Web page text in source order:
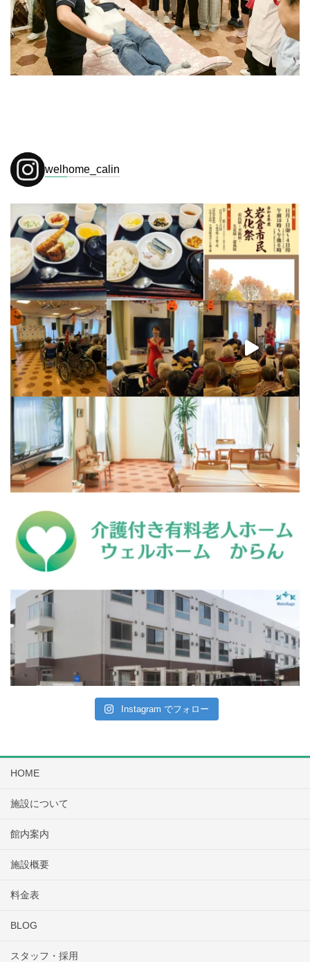
welhome_calin
Instagram でフォロー
HOME
施設について
館内案内
施設概要
料金表
BLOG
スタッフ・採用